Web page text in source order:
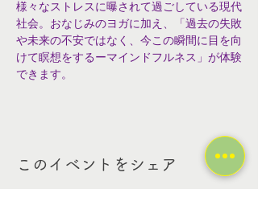
様々なストレスに曝されて過ごしている現代
社会。おなじみのヨガに加え、「過去の失敗
や未来の不安ではなく、今この瞬間に目を向
けて瞑想をするーマインドフルネス」が体験
できます。
このイベントをシェア